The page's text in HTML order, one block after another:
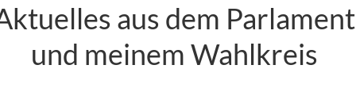
aus dem Parlament
und meinem Wahlkreis